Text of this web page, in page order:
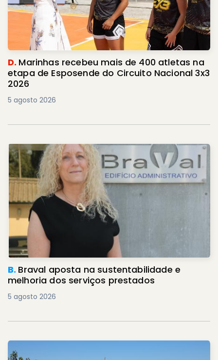
D. Marinhas recebeu mais de 400 atletas na
etapa de Esposende do Circuito Nacional 3x3
2026
5 agosto 2026
B. Braval aposta na sustentabilidade e
melhoria dos serviços prestados
5 agosto 2026